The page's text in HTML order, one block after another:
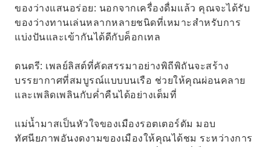
ของว่างแสนอร่อย: นอกจากเครื่องดื่มแล้ว คุณจะได้รับ
ของว่างทานเล่นหลากหลายชนิดที่เหมาะสำหรับการ
แบ่งปันและเข้ากันได้ดีกับค็อกเทล
ดนตรี: เพลย์ลิสต์ที่คัดสรรมาอย่างพิถีพิถันจะสร้าง
บรรยากาศที่สมบูรณ์แบบบนเรือ ช่วยให้คุณผ่อนคลาย
และเพลิดเพลินกับค่ำคืนได้อย่างเต็มที่
แม่น้ำมาสเป็นหัวใจของเมืองรอตเตอร์ดัม มอบ
ทัศนียภาพอันงดงามของเมืองให้คุณได้ชม ระหว่างการ